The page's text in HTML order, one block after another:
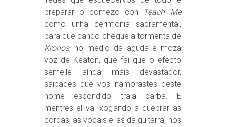
preparar o comezo con
Teach Me
como unha cerimonia sacramental,
para que cando chegue a tormenta de
Kronos, no medio da aguda e moza
voz de Keaton, que fai que o efecto
semelle aínda máis devastador,
saibades que vos namorastes deste
home escondido trala barba. E
mentres el vai xogando a quebrar as
cordas, as vocais e as da guitarra, nós